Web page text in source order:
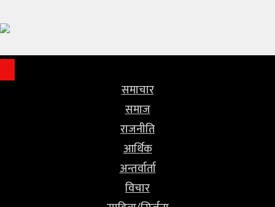
समाचार
समाज
राजनीति
आर्थिक
अन्तर्वार्ता
विचार
समाज